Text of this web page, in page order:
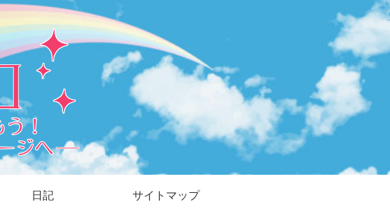
日記 サイトマップ